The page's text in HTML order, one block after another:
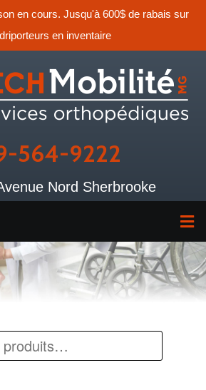
en cours. Jusqu'à 600$ de rabais sur
en inventaire
564-9222
Nord Sherbrooke